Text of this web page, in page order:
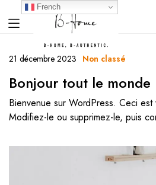
21 décembre 2023 Non classé
Bonjour tout le monde
Bienvenue sur WordPress. Ceci est
Modifiez-le ou supprimez-le, puis
French